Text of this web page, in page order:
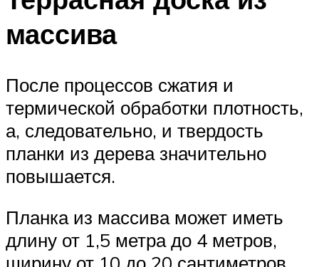
массива
После процессов сжатия и
термической обработки плотность,
а, следовательно, и твердость
планки из дерева значительно
повышается.
Планка из массива может иметь
длину от 1,5 метра до 4 метров,